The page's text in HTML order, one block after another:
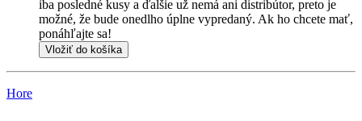
iba posledné kusy a ďalšie už nemá ani distribútor, preto je
možné, že bude onedlho úplne vypredaný. Ak ho chcete mať,
ponáhľajte sa!
Vložiť do košíka
Hore